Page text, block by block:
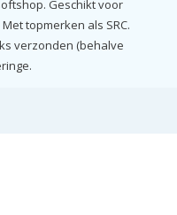
Geschikt voor
topmerken als SRC.
verzonden (behalve